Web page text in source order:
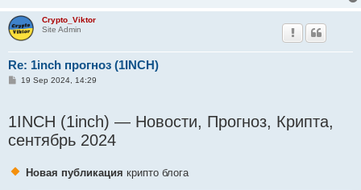
Crypto_Viktor
Site Admin
Re: 1inch прогноз (1INCH)
P19 Sep 2024, 14:29
1INCH (1inch) — Новости, Прогноз, Крипта,
сентябрь 2024
Новая публикация крипто блога